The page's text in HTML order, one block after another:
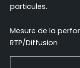
particules.
Mesure de la
RTP/Diffusion